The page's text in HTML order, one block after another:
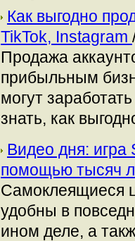
Как выгодно
TikTok, Instagram
Продажа
прибыльным
могут
знать, как
Видео дня:
помощью тысяч
Самоклеящиеся
удобны в
ином деле, а